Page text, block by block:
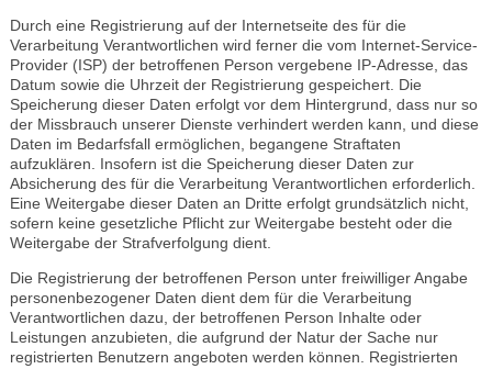
Durch eine Registrierung auf der Internetseite des für die
Verarbeitung Verantwortlichen wird ferner die vom Internet-Service-
Provider (ISP) der betroffenen Person vergebene IP-Adresse, das
Datum sowie die Uhrzeit der Registrierung gespeichert. Die
Speicherung dieser Daten erfolgt vor dem Hintergrund, dass nur so
der Missbrauch unserer Dienste verhindert werden kann, und diese
Daten im Bedarfsfall ermöglichen, begangene Straftaten
aufzuklären. Insofern ist die Speicherung dieser Daten zur
Absicherung des für die Verarbeitung Verantwortlichen erforderlich.
Eine Weitergabe dieser Daten an Dritte erfolgt grundsätzlich nicht,
sofern keine gesetzliche Pflicht zur Weitergabe besteht oder die
Weitergabe der Strafverfolgung dient.
Die Registrierung der betroffenen Person unter freiwilliger Angabe
personenbezogener Daten dient dem für die Verarbeitung
Verantwortlichen dazu, der betroffenen Person Inhalte oder
Leistungen anzubieten, die aufgrund der Natur der Sache nur
registrierten Benutzern angeboten werden können. Registrierten